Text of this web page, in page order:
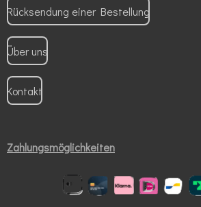
Rücksendung einer Bestellung
Über uns
Kontakt
Zahlungsmöglichkeiten